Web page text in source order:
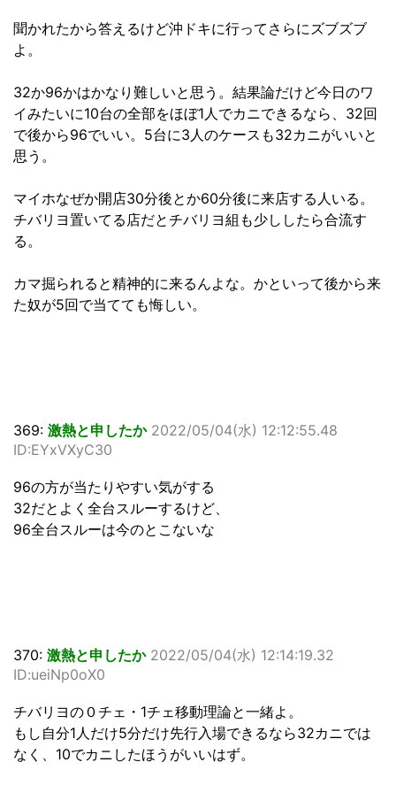
聞かれたから答えるけど沖ドキに行ってさらにズブズブ
よ。
32か96かはかなり難しいと思う。結果論だけど今日のワ
イみたいに10台の全部をほぼ1人でカニできるなら、32回
で後から96でいい。5台に3人のケースも32カニがいいと
思う。
マイホなぜか開店30分後とか60分後に来店する人いる。
チバリヨ置いてる店だとチバリヨ組も少ししたら合流す
る。
カマ掘られると精神的に来るんよな。かといって後から来
た奴が5回で当てても悔しい。
369: 激熱と申したか 2022/05/04(水) 12:12:55.48
ID:EYxVXyC30
96の方が当たりやすい気がする
32だとよく全台スルーするけど、
96全台スルーは今のとこないな
370: 激熱と申したか 2022/05/04(水) 12:14:19.32
ID:ueiNp0oX0
チバリヨの０チェ・1チェ移動理論と一緒よ。
もし自分1人だけ5分だけ先行入場できるなら32カニでは
なく、10でカニしたほうがいいはず。